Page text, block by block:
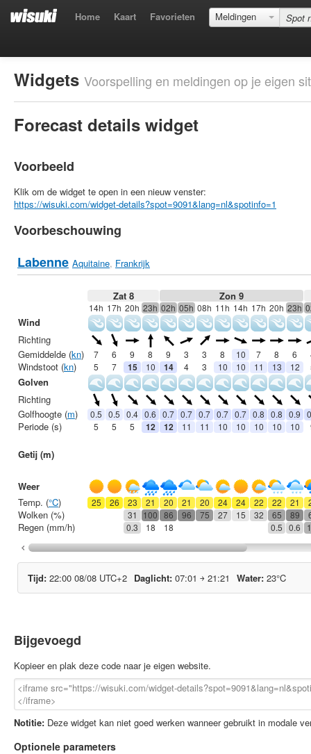
Home Kaart Favorieten Meldingen
Widgets Voorspelling en meldingen op je eigen
Forecast details widget
Voorbeeld
Klik om de widget te open in een nieuw venster:
https://wisuki.com/widget-details?spot=9091&lang=nl&spotinfo=1
Voorbeschouwing
Bijgevoegd
Kopieer en plak deze code naar je eigen website.
Notitie: Deze widget kan niet goed werken wanneer gebruikt in modale
Optionele parameters